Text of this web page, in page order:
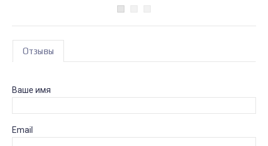
Отзывы
Ваше имя
Email